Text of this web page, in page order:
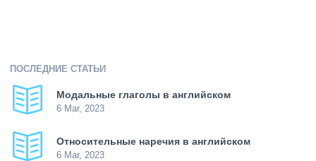
ПОСЛЕДНИЕ СТАТЬИ
Модальные глаголы в английском
6 Mar, 2023
Относительные наречия в английском
6 Mar, 2023